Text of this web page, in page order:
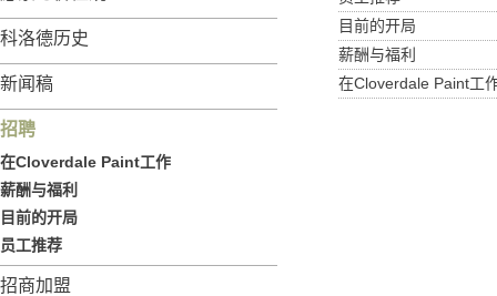
目前的开局
薪酬与福利
在Cloverdale Paint工
科洛德历史
新闻稿
招聘
在Cloverdale Paint工作
薪酬与福利
目前的开局
员工推荐
招商加盟